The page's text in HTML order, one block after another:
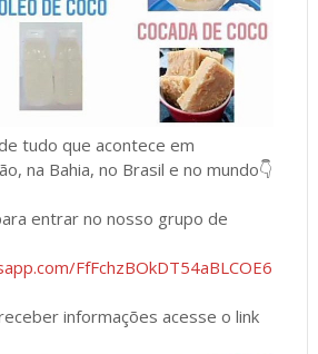
tudo que acontece em
na Bahia, no Brasil e no mundo👇
entrar no nosso grupo de
FfFchzBOkDT54aBLCOE6
informações acesse o link